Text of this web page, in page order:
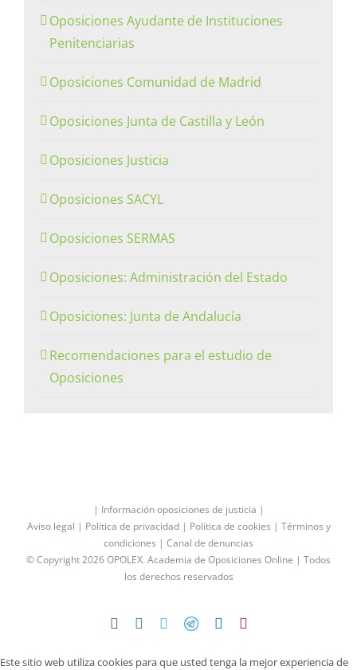
Oposiciones Ayudante de Instituciones
Penitenciarias
Oposiciones Comunidad de Madrid
Oposiciones Junta de Castilla y León
Oposiciones Justicia
Oposiciones SACYL
Oposiciones SERMAS
Oposiciones: Administración del Estado
Oposiciones: Junta de Andalucía
Recomendaciones para el estudio de
Oposiciones
| Información oposiciones de justicia |
Aviso legal | Política de privacidad | Política de cookies | Términos y
condiciones | Canal de denuncias
© Copyright 2026 OPOLEX. Academia de Oposiciones Online | Todos
los derechos reservados
FacebookInstagram
Twitter
TelegramLinkedIn
Este sitio web utiliza cookies para que usted tenga la mejor experiencia de